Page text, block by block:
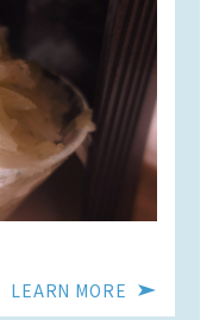
LEARN MORE